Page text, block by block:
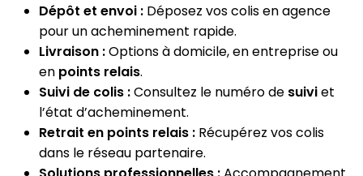
Dépôt et envoi : Déposez vos colis en agence
pour un acheminement rapide.
Livraison :Options à domicile, en entreprise ou
en points relais.
Suivi de colis :Consultez le numéro de suiviet
l’état d’acheminement.
Retrait en points relais : Récupérez vos colis
dans le réseau partenaire.